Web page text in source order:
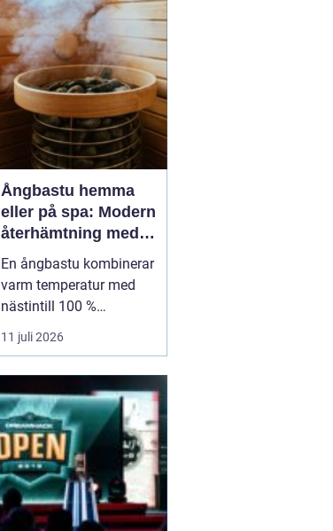
minska grumling och
sp...
Ångbastu hemma
eller på spa: Modern
återhämtning med
uråldrig logik
En ångbastu kombinerar
varm temperatur med
nästintill 100 %
luftfuktighet för att
skapa en intensiv men
värmeupplevelse. Till
skillnad från en
torrbastu arbetar den
mer med fukt än extrem
värme, vilket g&o...
11 juli 2026